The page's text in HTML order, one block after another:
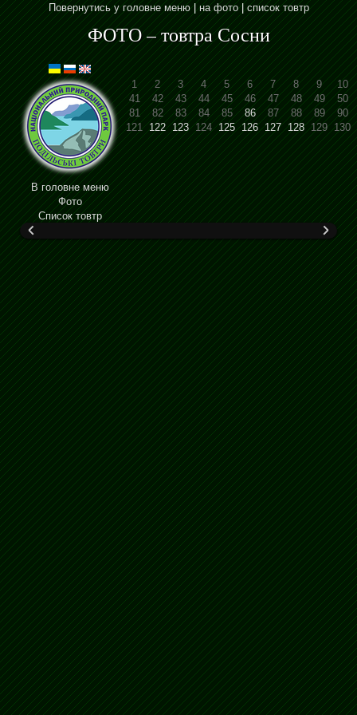
Повернутись у головне меню|на фото|список товтр
ФОТО – товтра Сосни
В головне меню
Фото
Cписок товтр
1 2 3 4 5 6 7 8 9
10
41 42 43 44 45 46 47 48 49 50
81 82 83 84 85 86 87 88 89 90
121 122 123 124 125 126 127 128 129130